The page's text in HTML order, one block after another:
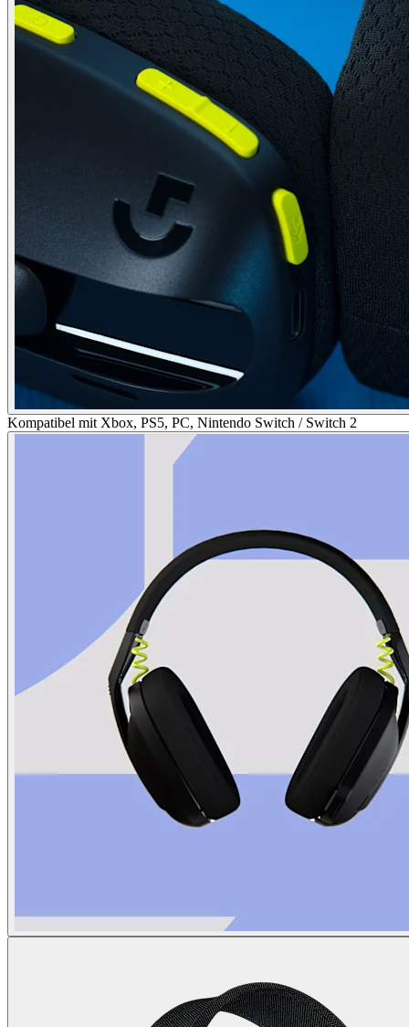
Kompatibel mit Xbox, PS5, PC, Nintendo Switch / Switch 2